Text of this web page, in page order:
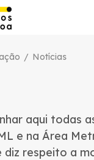
/ Notícias
aqui todas
e na Área
diz respeito a